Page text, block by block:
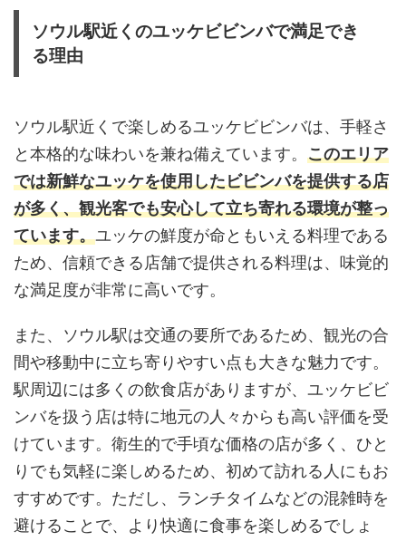
ソウル駅近くのユッケビビンバで満足でき
る理由
ソウル駅近くで楽しめるユッケビビンバは、手軽さ
と本格的な味わいを兼ね備えています。 このエリア
では新鮮なユッケを使用したビビンバを提供する店
が多く、観光客でも安心して立ち寄れる環境が整っ
ています。ユッケの鮮度が命ともいえる料理である
ため、信頼できる店舗で提供される料理は、味覚的
な満足度が非常に高いです。
また、ソウル駅は交通の要所であるため、観光の合
間や移動中に立ち寄りやすい点も大きな魅力です。
駅周辺には多くの飲食店がありますが、ユッケビビ
ンバを扱う店は特に地元の人々からも高い評価を受
けています。衛生的で手頃な価格の店が多く、ひと
りでも気軽に楽しめるため、初めて訪れる人にもお
すすめです。ただし、ランチタイムなどの混雑時を
避けることで、より快適に食事を楽しめるでしょ